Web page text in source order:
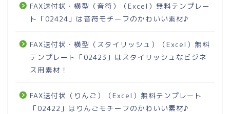
FAX送付状・横型（音符）（Excel）無料テンプレー
ト「02424」は音符モチーフのかわいい素材♪
FAX送付状・横型（スタイリッシュ）（Excel）無料
テンプレート「02423」はスタイリッシュなビジネ
ス用素材！
FAX送付状（りんご）（Excel）無料テンプレート
「02422」はりんごモチーフのかわいい素材♪